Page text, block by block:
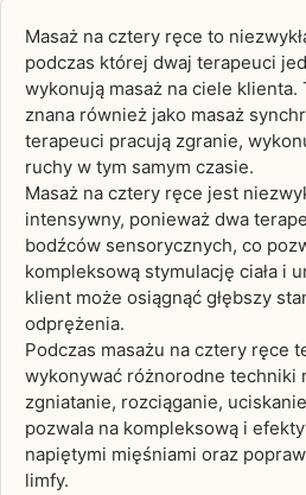
Masaż na cztery ręce to
podczas której dwaj terapeuci
wykonują masaż na ciele klienta.
znana również jako masaż
terapeuci pracują zgranie,
ruchy w tym samym czasie.
Masaż na cztery ręce jest
intensywny, ponieważ dwa
bodźców sensorycznych, co
kompleksową stymulację ciała i
klient może osiągnąć głębszy
odprężenia.
Podczas masażu na cztery ręce
wykonywać różnorodne techniki
zgniatanie, rozciąganie,
pozwala na kompleksową i
napiętymi mięśniami oraz
limfy.